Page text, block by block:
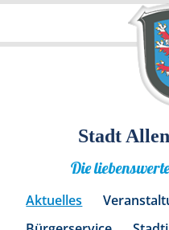
Stadt
Die
Aktuelles